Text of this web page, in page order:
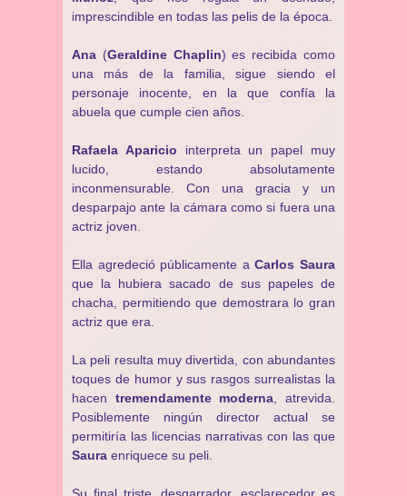
imprescindible en todas las pelis de la época.
Ana (Geraldine Chaplin) es recibida como
una más de la familia, sigue siendo el
personaje inocente, en la que confía la
abuela que cumple cien años.
Rafaela Aparicio interpreta un papel muy
lucido, estando absolutamente
inconmensurable. Con una gracia y un
desparpajo ante la cámara como si fuera una
actriz joven.
Ella agredeció públicamente aCarlos Saura
que la hubiera sacado de sus papeles de
chacha, permitiendo que demostrara lo gran
actriz que era.
La peli resulta muy divertida, con abundantes
toques de humor y sus rasgos surrealistas la
hacen tremendamente moderna , atrevida.
Posiblemente ningún director actual se
permitiría las licencias narrativas con las que
Saura enriquece su peli.